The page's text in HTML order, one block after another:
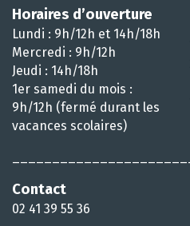
Horaires d’ouverture
Lundi : 9h/12h et 14h/18h
Mercredi : 9h/12h
Jeudi : 14h/18h
1er samedi du mois :
9h/12h (fermé durant les
vacances scolaires)
Contact
02 41 39 55 36